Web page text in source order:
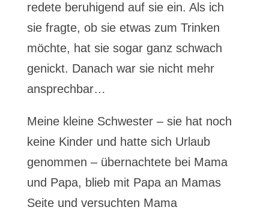
redete beruhigend auf sie ein. Als ich
sie fragte, ob sie etwas zum Trinken
möchte, hat sie sogar ganz schwach
genickt. Danach war sie nicht mehr
ansprechbar…
Meine kleine Schwester – sie hat noch
keine Kinder und hatte sich Urlaub
genommen – übernachtete bei Mama
und Papa, blieb mit Papa an Mamas
Seite und versuchten Mama